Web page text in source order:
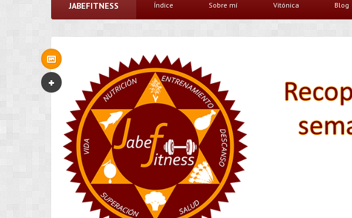
JABEFITNESS Índice Sobre mí Vitónica Blog